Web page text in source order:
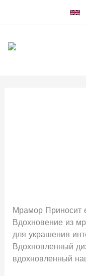
Мрамор Приносит
Вдохновение из
для украшения
Вдохновленный
вдохновленный